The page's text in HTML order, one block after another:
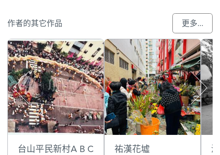
作者的其它作品 更多...
台山平民新村A B C
祐漢花墟